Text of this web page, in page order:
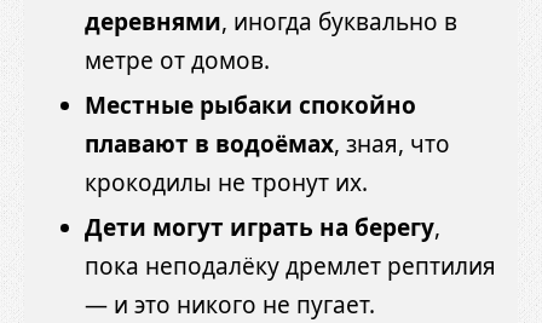
деревнями, иногда буквально в
метре от домов.
Местные рыбаки спокойно
плавают в водоёмах, зная, что
крокодилы не тронут их.
Дети могут играть на берегу,
пока неподалёку дремлет рептилия
— и это никого не пугает.